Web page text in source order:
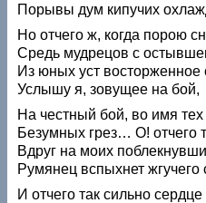
Порывы дум кипучих
Но отчего ж, когда порою
Средь мудрецов с
Из юных уст восторженное
Услышу я, зовущее на бой,
На честный бой, во имя
Безумных грез… О! отчего
Вдруг на моих
Румянец вспыхнет жгучего
И отчего так сильно сердце